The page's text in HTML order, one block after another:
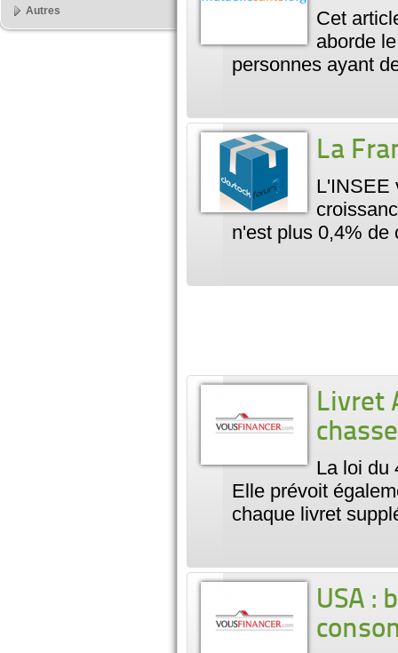
Cet
aborde
personnes ayant
La
L'INSEE
n'est plus 0,4%
Livret
La loi du
Elle prévoit
chaque livret
USA :
Autres